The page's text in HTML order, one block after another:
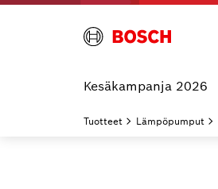
Kesäkampanja 2026
Tuotteet Lämpöpumput